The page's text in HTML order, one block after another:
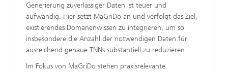
Generierung zuverlässiger Daten ist teuer und
aufwändig. Hier setzt MaGriDo an und verfolgt das Ziel,
existierendes Domänenwissen zu integrieren, um so
insbesondere die Anzahl der notwendigen Daten für
ausreichend genaue TNNs substantiell zu reduzieren.
Im Fokus von MaGriDo stehen praxisrelevante